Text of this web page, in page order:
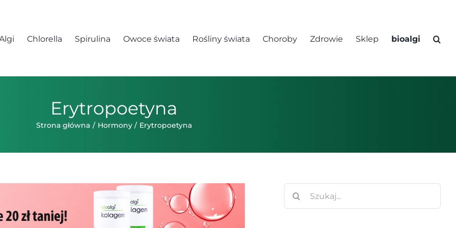
Chlorella Spirulina Owoce świata Rośliny świata Choroby Zdrowie Sklep bioalgi
Erytropoetyna
Strona główna Hormony Erytropoetyna